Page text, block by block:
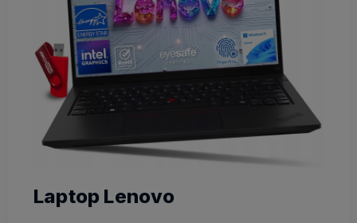
Laptop Lenovo